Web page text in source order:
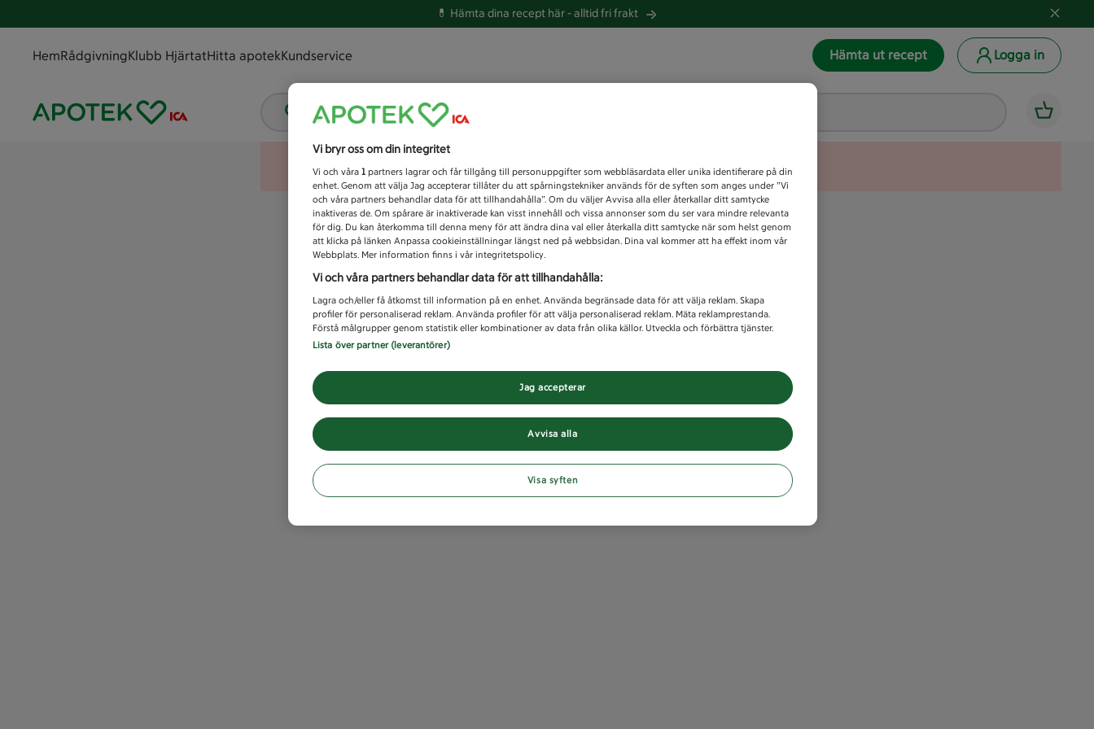
💊 Hämta dina recept här -alltid fri frakt
HemRådgivningKlubb HjärtatHitta apotekKundservice Hämta ut recept Logga in
Vad letar du efter idag?
Unknown error
Vi bryr oss om din integritet
Vi och våra 1 partners lagrar och får tillgång till personuppgifter som webbläsardata eller unika identifierare på din
enhet. Genom att välja Jag accepterar tillåter du att spårningstekniker används för de syften som anges under ”Vi
och våra partners behandlar data för att tillhandahålla”. Om du väljer Avvisa alla eller återkallar ditt samtycke
inaktiveras de. Om spårare är inaktiverade kan visst innehåll och vissa annonser som du ser vara mindre relevanta
för dig. Du kan återkomma till denna meny för att ändra dina val eller återkalla ditt samtycke när som helst genom
att klicka på länken Anpassa cookieinställningar längst ned på webbsidan. Dina val kommer att ha effekt inom vår
Webbplats. Mer information finns i vår integritetspolicy.
Vi och våra partners behandlar data för att tillhandahålla:
Lagra och/eller få åtkomst till information på en enhet. Använda begränsade data för att välja reklam. Skapa
profiler för personaliserad reklam. Använda profiler för att välja personaliserad reklam. Mäta reklamprestanda.
Förstå målgrupper genom statistik eller kombinationer av data från olika källor. Utveckla och förbättra tjänster.
Lista över partner (leverantörer)
Avvisa alla
Jag accepterar
Visa syften